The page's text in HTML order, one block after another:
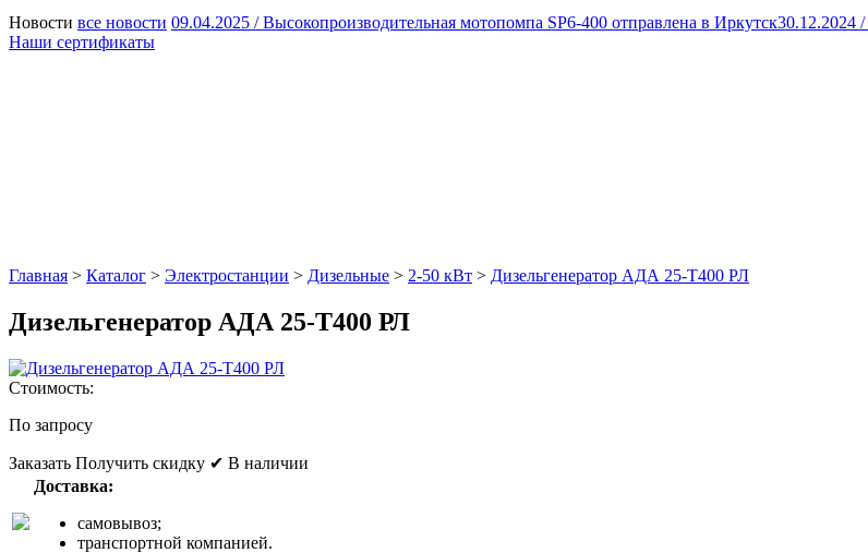
Новости все новости 09.04.2025 /Высокопроизводительная мотопомпа SP6-400 отправлена в Иркутск30.12.2024 /
Наши сертификаты
Главная > Каталог > Электростанции > Дизельные > 2-50 кВт > Дизельгенератор АДА 25-Т400 РЛ
Дизельгенератор АДА 25-Т400 РЛ
Стоимость:
По запросу
Заказать Получить скидку ✔ В наличии
Доставка:
самовывоз;
транспортной компанией.